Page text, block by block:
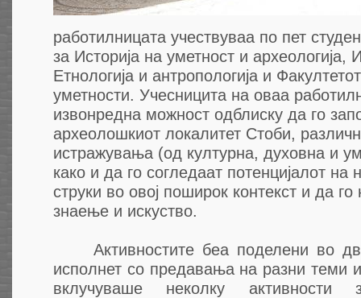
работилницата учествуваа по пет
за Историја на уметност и археологија,
Етнологија и антропологија и
уметности. Учесницита на оваа
извонредна можност одблиску да го
археолошкиот локалитет Стоби,
истражувања (од културна, духовна и
како и да го согледаат потенцијалот на
струки во овој поширок контекст и да го
знаење и искуство.
Активностите беа поделени во
исполнет со предавања на разни теми
вклучуваше неколку